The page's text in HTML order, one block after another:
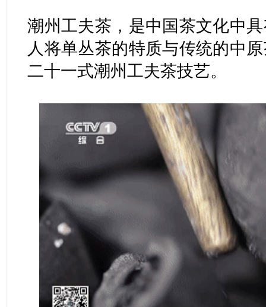
潮州工夫茶，是中国茶文化中
人将单丛茶的特质与传统的中
二十一式潮州工夫茶技艺。